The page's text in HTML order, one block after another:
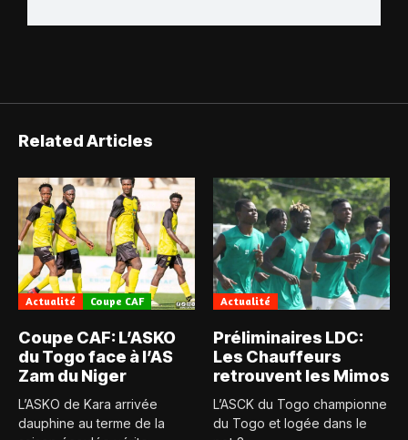
Related Articles
Actualité Coupe CAF
Coupe CAF: L’ASKO
du Togo face à l’AS
Zam du Niger
L’ASKO de Kara arrivée
dauphine au terme de la
Actualité
Préliminaires LDC:
Les Chauffeurs
retrouvent les Mimos
L’ASCK du Togo championne
du Togo et logée dans le